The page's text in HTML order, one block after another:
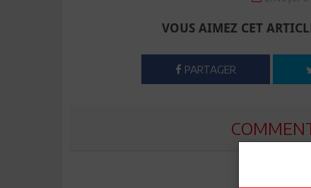
VOUS AIMEZ CET
PARTAGER